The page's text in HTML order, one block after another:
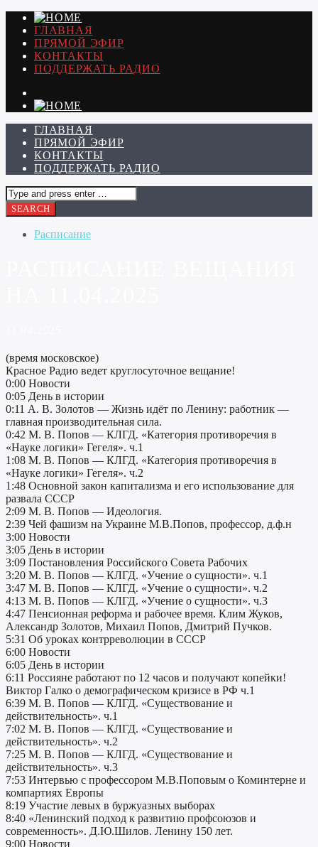
ГЛАВНАЯ
ПРЯМОЙ ЭФИР
КОНТАКТЫ
ПОДДЕРЖАТЬ РАДИО
ГЛАВНАЯ
ПРЯМОЙ ЭФИР
КОНТАКТЫ
ПОДДЕРЖАТЬ РАДИО
Расписание
(время московское)
Красное Радио ведет круглосуточное вещание!
0:00 Новости
0:05 День в истории
0:11 А. В. Золотов — Жизнь идёт по Ленину: работник —
главная производительная сила.
0:42 М. В. Попов — КЛГД. «Категория противоречия в
«Науке логики» Гегеля». ч.1
1:08 М. В. Попов — КЛГД. «Категория противоречия в
«Науке логики» Гегеля». ч.2
1:48 Основной закон капитализма и его использование для
развала СССР
2:09 М. В. Попов — Идеология.
2:39 Чей фашизм на Украине М.В.Попов, профессор, д.ф.н
3:00 Новости
3:05 День в истории
3:09 Постановления Российского Совета Рабочих
3:20 М. В. Попов — КЛГД. «Учение о сущности». ч.1
3:47 М. В. Попов — КЛГД. «Учение о сущности». ч.2
4:13 М. В. Попов — КЛГД. «Учение о сущности». ч.3
4:47 Пенсионная реформа и рабочее время. Клим Жуков,
Александр Золотов, Михаил Попов, Дмитрий Пучков.
5:31 Об уроках контрреволюции в СССР
6:00 Новости
6:05 День в истории
6:11 Россияне работают по 12 часов и получают копейки!
Виктор Галко о демографическом кризисе в РФ ч.1
6:39 М. В. Попов — КЛГД. «Существование и
действительность». ч.1
7:02 М. В. Попов — КЛГД. «Существование и
действительность». ч.2
7:25 М. В. Попов — КЛГД. «Существование и
действительность». ч.3
7:53 Интервью c профессором М.В.Поповым о Коминтерне и
компартиях Европы
8:19 Участие левых в буржуазных выборах
8:40 «Ленинский подход к развитию профсоюзов и
современность». Д.Ю.Шилов. Ленину 150 лет.
9:00 Новости